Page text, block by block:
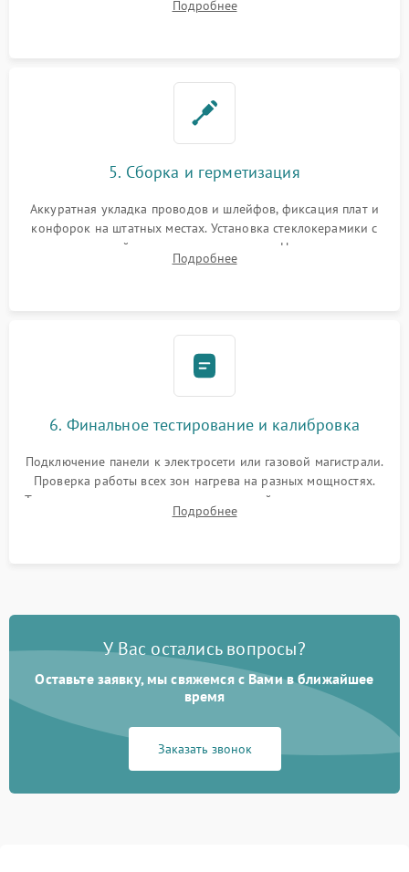
дорожек. Очистка контактов и замена поврежденной
Подробнее
5. Сборка и герметизация
Аккуратная укладка проводов и шлейфов, фиксация плат и
конфорок на штатных местах. Установка стеклокерамики с
проверкой равномерности зазоров. Нанесение
термостойкого герметика или укладка уплотнительной
Подробнее
6. Финальное тестирование и калибровка
Подключение панели к электросети или газовой магистрали.
Проверка работы всех зон нагрева на разных мощностях.
Тестирование сенсорного управления, таймера, индикаторов
остаточного тепла и систем защиты от перегрева.
Подробнее
У Вас остались вопросы?
Оставьте заявку, мы свяжемся с Вами в ближайшее
время
Заказать звонок